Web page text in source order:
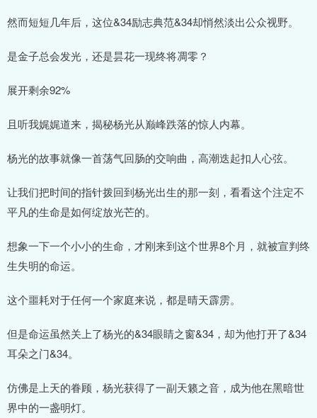
然而短短几年后，这位&34励志典范&34却悄然淡出公众视野。
是金子总会发光，还是昙花一现终将凋零？
展开剩余92%
且听我娓娓道来，揭秘杨光从巅峰跌落的惊人内幕。
杨光的故事就像一首荡气回肠的交响曲，高潮迭起扣人心弦。
让我们把时间的指针拨回到杨光出生的那一刻，看看这个注定不
平凡的生命是如何绽放光芒的。
想象一下一个小小的生命，才刚来到这个世界8个月，就被宣判终
生失明的命运。
这个噩耗对于任何一个家庭来说，都是晴天霹雳。
但是命运虽然关上了杨光的&34眼睛之窗&34，却为他打开了&34
耳朵之门&34。
仿佛是上天的眷顾，杨光获得了一副天籁之音，成为他在黑暗世
界中的一盏明灯。